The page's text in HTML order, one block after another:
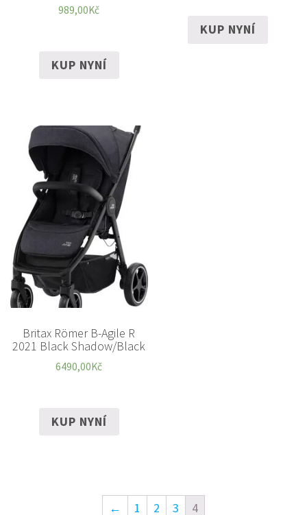
989,00Kč
KUP NYNÍ
KUP NYNÍ
Britax Römer B-Agile R
2021 Black Shadow/Black
6490,00Kč
KUP NYNÍ
← 1 2 3 4